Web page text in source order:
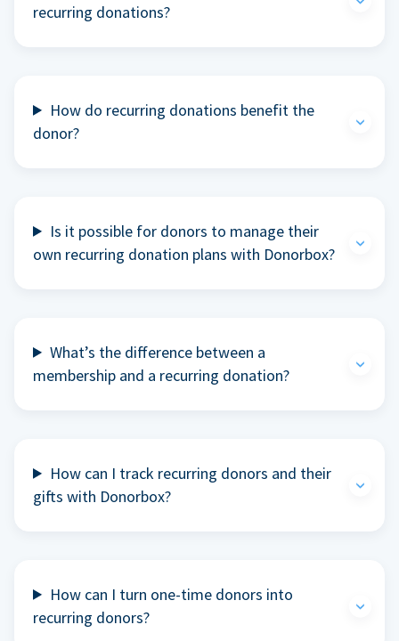
recurring donations?
How do recurring donations benefit the
donor?
Is it possible for donors to manage their
own recurring donation plans with Donorbox?
What’s the difference between a
membership and a recurring donation?
How can I track recurring donors and their
gifts with Donorbox?
How can I turn one-time donors into
recurring donors?